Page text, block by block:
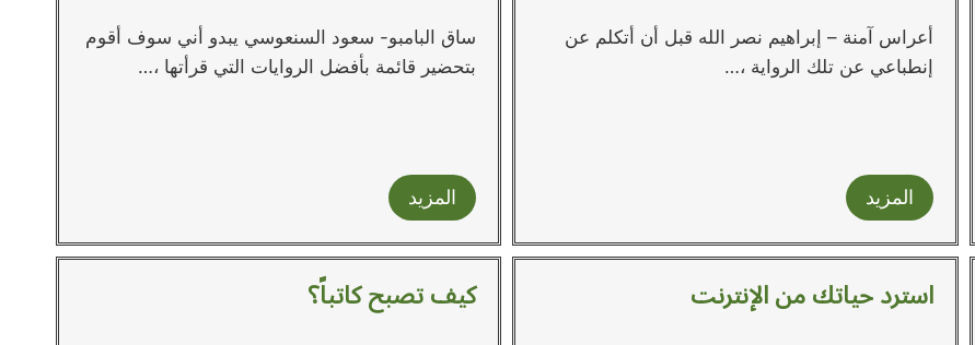
أعراس آمنة – إبراهيم نصر الله قبل أن أتكلم عن
إنطباعي عن تلك الرواية ،…
المزيد
ساق البامبو- سعود السنعوسي يبدو أني سوف أقوم
بتحضير قائمة بأفضل الروايات التي قرأتها ،…
المزيد
استرد حياتك من الإنترنت كيف تصبح كاتباً؟